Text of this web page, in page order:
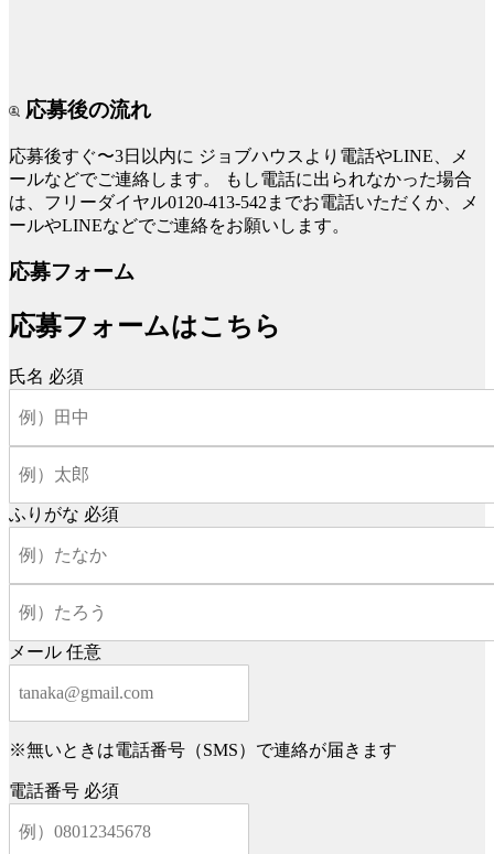
応募後の流れ
応募後すぐ〜3日以内に ジョブハウスより電話やLINE、メ
ールなどでご連絡します。
もし電話に出られなかった場合
は、フリーダイヤル0120-413-542までお電話いただくか、メ
ールやLINEなどでご連絡をお願いします。
応募フォーム
応募フォームはこちら
氏名 必須
ふりがな 必須
メール 任意
※無いときは電話番号（SMS）で連絡が届きます
電話番号 必須